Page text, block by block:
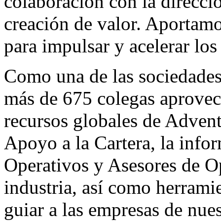
creación de valor.
para impulsar y acelerar
Como una de las
más de 675 colegas
recursos globales de
Apoyo a la Cartera, la
Operativos y Asesores de
industria, así como
guiar a las empresas de